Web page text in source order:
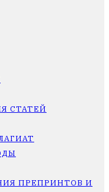
СТАТЕЙ
ПРЕПРИНТОВ И